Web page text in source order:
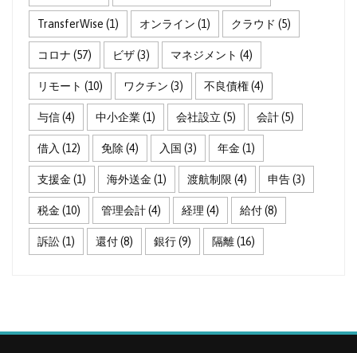
TransferWise (1) オンライン (1) クラウド (5)
コロナ (57) ビザ(3) マネジメント (4)
リモート (10) ワクチン (3) 不良債権(4)
与信(4) 中小企業(1) 会社設立 (5) 会計(5)
借入 (12) 免除 (4) 入国 (3) 年金 (1)
支援金 (1) 海外送金 (1) 渡航制限 (4) 申告(3)
税金 (10) 管理会計(4) 経理 (4) 給付(8)
訴訟(1) 還付(8) 銀行(9) 隔離(16)